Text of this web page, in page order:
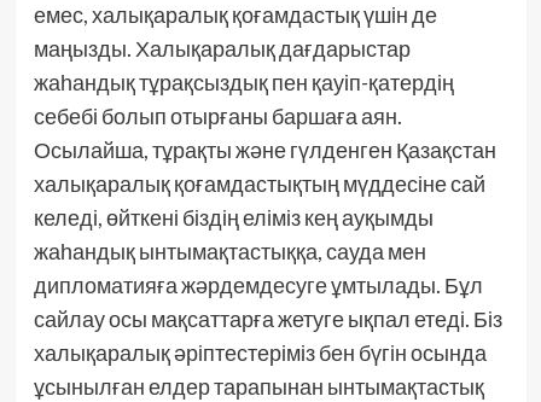
емес, халықаралық қоғамдастық үшін де
маңызды. Халықаралық дағдарыстар
жаһандық тұрақсыздық пен қауіп-қатердің
себебі болып отырғаны баршаға аян.
Осылайша, тұрақты және гүлденген Қазақстан
халықаралық қоғамдастықтың мүддесіне сай
келеді, өйткені біздің еліміз кең ауқымды
жаһандық ынтымақтастыққа, сауда мен
дипломатияға жәрдемдесуге ұмтылады. Бұл
сайлау осы мақсаттарға жетуге ықпал етеді. Біз
халықаралық әріптестеріміз бен бүгін осында
ұсынылған елдер тарапынан ынтымақтастық